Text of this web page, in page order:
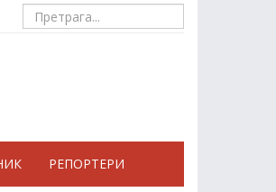
РЕПОРТЕРИ